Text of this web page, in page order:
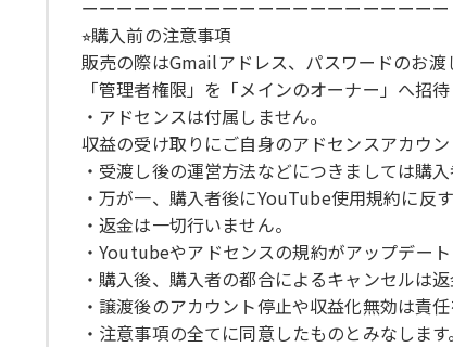
ーーーーーーーーーーーーーーーーーーーーー
⭐︎購入前の注意事項
販売の際はGmailアドレス、パスワードのお渡
「管理者権限」を「メインのオーナー」へ招
・アドセンスは付属しません。
収益の受け取りにご自身のアドセンスアカウン
・受渡し後の運営方法などにつきましては購入
・万が一、購入者後にYouTube使用規約に反
・返金は一切行いません。
・Youtubeやアドセンスの規約がアップデー
・購入後、購入者の都合によるキャンセルは
・譲渡後のアカウント停止や収益化無効は責
・注意事項の全てに同意したものとみなします。